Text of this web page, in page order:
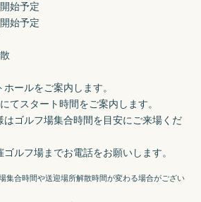
始予定
始予定
ールをご案内します。
てスタート時間をご案内します。
ゴルフ場集合時間を目安にご来場くだ
ルフ場までお電話をお願いします。
集合時間や送迎場所解散時間が変わる場合がござい